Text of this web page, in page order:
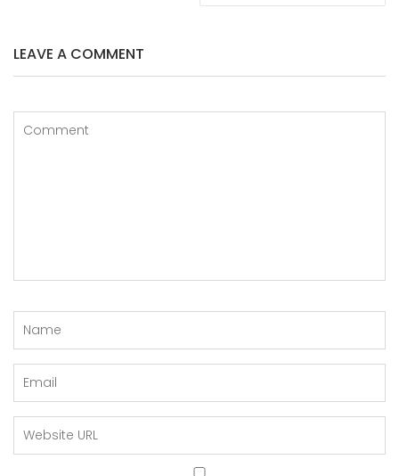
LEAVE A COMMENT